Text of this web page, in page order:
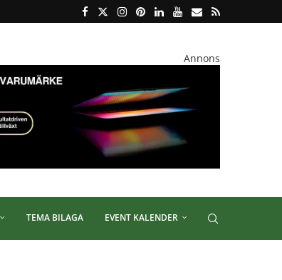
Annons
TEMA BILAGA EVENT KALENDER